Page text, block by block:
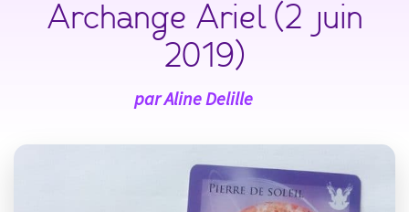
Archange Ariel (2 juin
2019)
parAline Delille